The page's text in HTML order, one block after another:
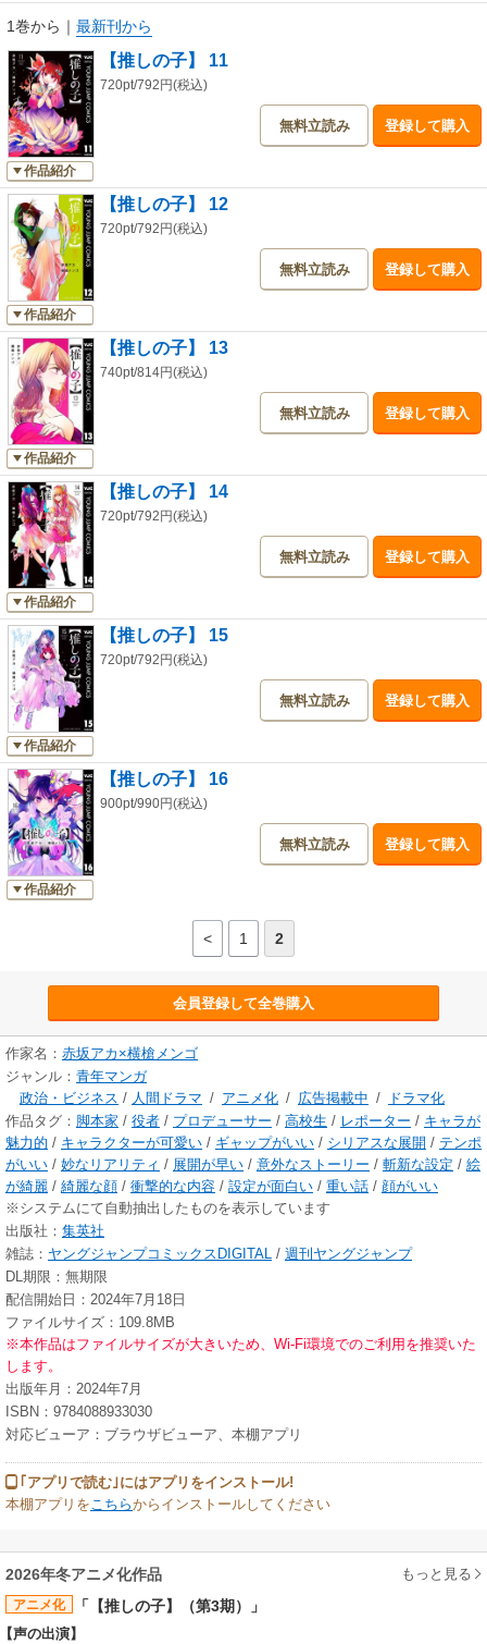
1巻から ｜ 最新刊から
作品紹介
【推しの子】 11
720pt/792円(税込)
無料立読み 登録して購入
作品紹介
【推しの子】 12
720pt/792円(税込)
無料立読み 登録して購入
作品紹介
【推しの子】 13
740pt/814円(税込)
無料立読み 登録して購入
作品紹介
【推しの子】 14
720pt/792円(税込)
無料立読み 登録して購入
作品紹介
【推しの子】 15
720pt/792円(税込)
無料立読み 登録して購入
作品紹介
【推しの子】 16
900pt/990円(税込)
無料立読み 登録して購入
< 1 2
会員登録して全巻購入
作家名： 赤坂アカ×横槍メンゴ
ジャンル： 青年マンガ
政治・ビジネス / 人間ドラマ / アニメ化 / 広告掲載中 /
ドラマ化
作品タグ： 脚本家 / 役者 / プロデューサー / 高校生 / レポーター / キャラが
魅力的 / キャラクターが可愛い / ギャップがいい / シリアスな展開 / テンポ
がいい / 妙なリアリティ / 展開が早い / 意外なストーリー / 斬新な設定 / 絵
が綺麗 / 綺麗な顔 / 衝撃的な内容 / 設定が面白い / 重い話 / 顔がいい
※システムにて自動抽出したものを表示しています
出版社： 集英社
雑誌： ヤングジャンプコミックスDIGITAL / 週刊ヤングジャンプ
DL期限：無期限
配信開始日：2024年7月18日
ファイルサイズ：109.8MB
※本作品はファイルサイズが大きいため、Wi-Fi環境でのご利用を推奨いた
します。
出版年月：2024年7月
ISBN：9784088933030
対応ビューア：ブラウザビューア、本棚アプリ
｢アプリで読む｣にはアプリをインストール!
本棚アプリをこちらからインストールしてください
2026年冬アニメ化作品 もっと見る
アニメ化 「【推しの子】（第3期）」
声の出演】